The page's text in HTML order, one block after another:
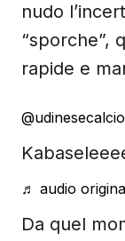
nudo
“sporche”,
rapide e
@udinesecalcio
♬ audio
Da quel